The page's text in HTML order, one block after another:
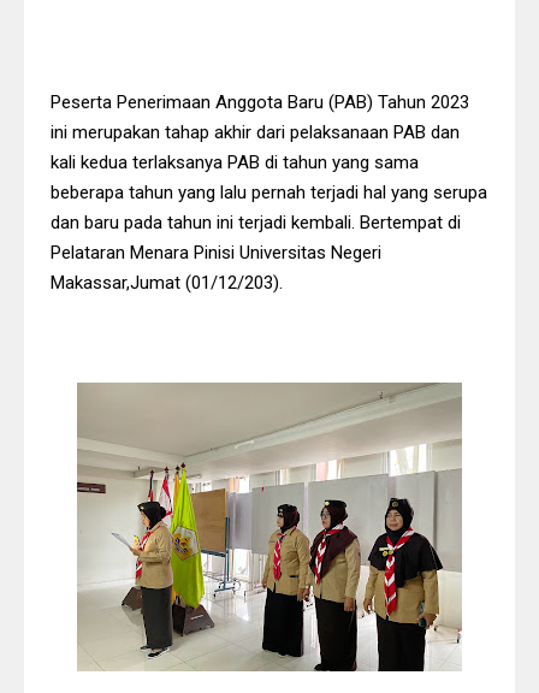
Peserta Penerimaan Anggota Baru (PAB) Tahun 2023
ini merupakan tahap akhir dari pelaksanaan PAB dan
kali kedua terlaksanya PAB di tahun yang sama
beberapa tahun yang lalu pernah terjadi hal yang serupa
dan baru pada tahun ini terjadi kembali. Bertempat di
Pelataran Menara Pinisi Universitas Negeri
Makassar,Jumat (01/12/203).